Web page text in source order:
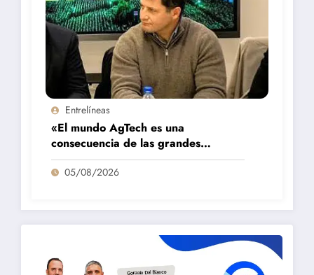
Entrelíneas
«El mundo AgTech es una
consecuencia de las grandes
fortalezas que tenemos en la región»
05/08/2026